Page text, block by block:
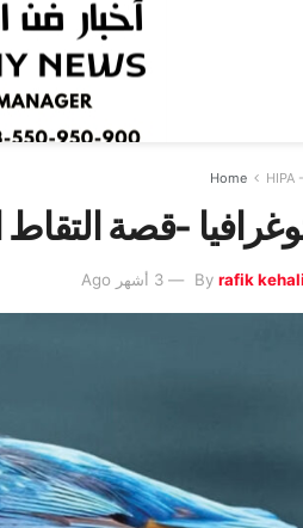
Home HIPA
-قصة
By rafik kehali 3 أشهر Ago